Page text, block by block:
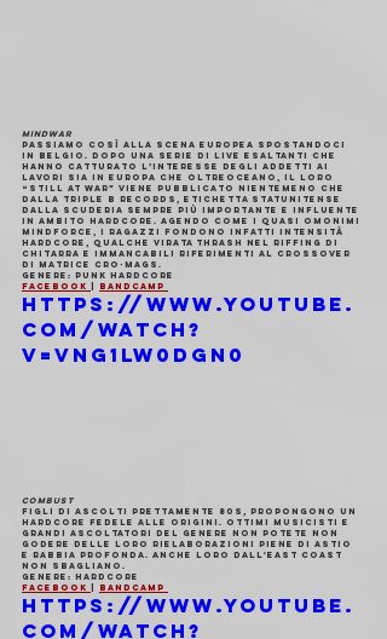
MINDWAR
Passiamo così alla scena europea spostandoci
in Belgio. Dopo una serie di live esaltanti che
hanno catturato l’interesse degli addetti ai
lavori sia in Europa che oltreoceano, il loro
“Still At War” viene pubblicato nientemeno che
dalla Triple B Records, etichetta statunitense
dalla scuderia sempre più importante e influente
in ambito hardcore. Agendo come i quasi omonimi
Mindforce, i ragazzi fondono infatti intensità
hardcore, qualche virata thrash nel riffing di
chitarra e immancabili riferimenti al crossover
di matrice Cro-Mags.
Genere : Punk hardcore
Facebook | Bandcamp
https://www.youtube.
com/watch?
v=vNG1LW0dGN0
COMBUST
Figli di ascolti prettamente 80s, propongono un
hardcore fedele alle origini. Ottimi musicisti e
grandi ascoltatori del genere non potete non
godere delle loro rielaborazioni piene di astio
e rabbia profonda. Anche loro dall'East Coast
non sbagliano.
Genere : Hardcore
Facebook
Bandcamp
https://www.youtube.
com/watch?